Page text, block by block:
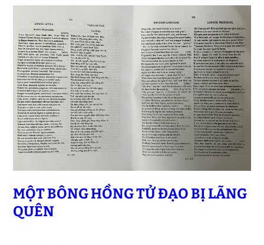
MỘT BÔNG HỒNG TỬ ĐẠO BỊ LÃNG
QUÊN